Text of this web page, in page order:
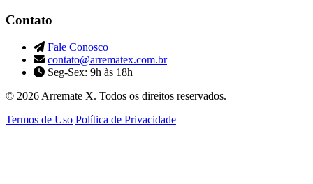
Contato
Fale Conosco
contato@arrematex.com.br
Seg-Sex: 9h às 18h
© 2026 Arremate X. Todos os direitos reservados.
Termos de Uso Política de Privacidade